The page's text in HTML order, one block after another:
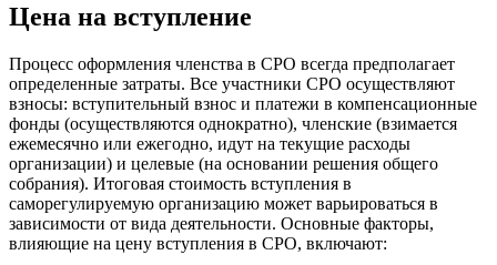
Цена на вступление
Процесс оформления членства в СРО всегда предполагает
определенные затраты. Все участники СРО осуществляют
взносы: вступительный взнос и платежи в компенсационные
фонды (осуществляются однократно), членские (взимается
ежемесячно или ежегодно, идут на текущие расходы
организации) и целевые (на основании решения общего
собрания). Итоговая стоимость вступления в
саморегулируемую организацию может варьироваться в
зависимости от вида деятельности. Основные факторы,
влияющие на цену вступления в СРО, включают: